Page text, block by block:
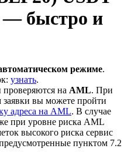
— быстро и
режиме.
узнать.
на AML. При
вы можете пройти
адреса на AML. В случае
при уровне риска AML
высокого риска сервис
пунктом 7.2